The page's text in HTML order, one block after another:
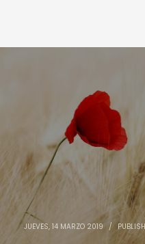
JUEVES, 14 MARZO 2019 /